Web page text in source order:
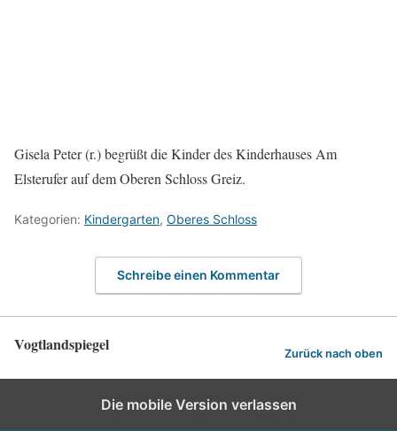
Gisela Peter (r.) begrüßt die Kinder des Kinderhauses Am
Elsterufer auf dem Oberen Schloss Greiz.
Kategorien: Kindergarten, Oberes Schloss
Schreibe einen Kommentar
Vogtlandspiegel Zurück nach oben
Die mobile Version verlassen